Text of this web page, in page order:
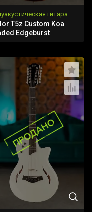
гитара
T5z Custom Koa
Edgeburst